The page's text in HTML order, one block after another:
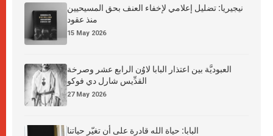
نيجيريا: تضليل إعلامي لإخفاء العنف بحق المسيحيين
منذ عقود
15 May 2026
العبوديَّة بين اعتذار البابا لاوُن الرابع عشر وصرخة
القدِّيس شارل دي فوكو
27 May 2026
البابا: حياة الله قادرة على أن تغيّر حياتنا